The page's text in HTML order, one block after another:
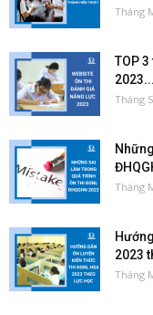
Tháng
TOP
2023...
Tháng
Tháng
2023
Tháng